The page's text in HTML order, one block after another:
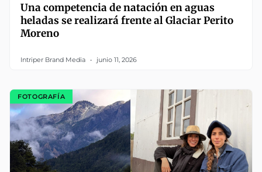
Una competencia de natación en aguas
heladas se realizará frente al Glaciar Perito
Moreno
Intriper Brand Media junio 11, 2026
FOTOGRAFÍA